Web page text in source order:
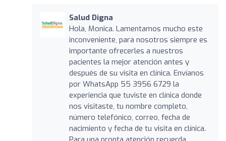
Salud Digna
Hola, Monica. Lamentamos mucho este
inconveniente, para nosotros siempre es
importante ofrecerles a nuestros
pacientes la mejor atención antes y
después de su visita en clínica. Envíanos
por WhatsApp 55 3956 6729 la
experiencia que tuviste en clínica donde
nos visitaste, tu nombre completo,
número telefónico, correo, fecha de
nacimiento y fecha de tu visita en clínica.